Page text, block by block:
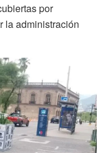
por
la administración